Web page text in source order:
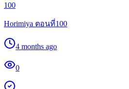
100
Horimiya ตอนที่100
4 months ago
0